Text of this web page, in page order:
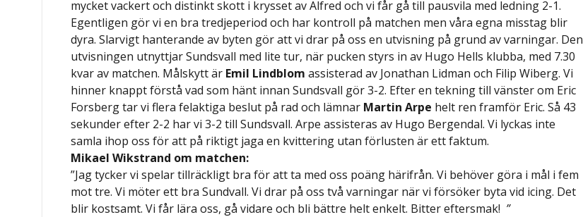
mycket vackert och distinkt skott i krysset av Alfred och vi får gå till pausvila med ledning 2-1.
Egentligen gör vi en bra tredjeperiod och har kontroll på matchen men våra egna misstag blir
dyra. Slarvigt hanterande av byten gör att vi drar på oss en utvisning på grund av varningar. Den
utvisningen utnyttjar Sundsvall med lite tur, när pucken styrs in av Hugo Hells klubba, med 7.30
kvar av matchen. Målskytt är Emil Lindblom assisterad av Jonathan Lidman och Filip Wiberg. Vi
hinner knappt förstå vad som hänt innan Sundsvall gör 3-2. Efter en tekning till vänster om Eric
Forsberg tar vi flera felaktiga beslut på rad och lämnar Martin Arpe helt ren framför Eric. Så 43
sekunder efter 2-2 har vi 3-2 till Sundsvall. Arpe assisteras av Hugo Bergendal. Vi lyckas inte
samla ihop oss för att på riktigt jaga en kvittering utan förlusten är ett faktum.
Mikael Wikstrand om matchen:
”Jag tycker vi spelar tillräckligt bra för att ta med oss poäng härifrån. Vi behöver göra i mål i fem
mot tre. Vi möter ett bra Sundvall. Vi drar på oss två varningar när vi försöker byta vid icing. Det
blir kostsamt. Vi får lära oss, gå vidare och bli bättre helt enkelt. Bitter eftersmak! ”